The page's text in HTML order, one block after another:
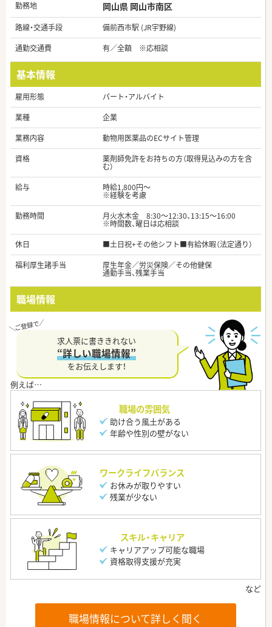
勤務地 岡山県 岡山市南区
路線・交通手段
備前西市駅 (JR宇野線)
通勤交通費
有／全額 ※応相談
基本情報
雇用形態
パート・アルバイト
業種
企業
業務内容
動物用医薬品のECサイト管理
資格
薬剤師免許をお持ちの方（取得見込みの方を含
む）
給与
時給1,800円～
※経験を考慮
勤務時間
月火水木金 8:30～12:30、13:15～16:00
※時間数、曜日は応相談
休日
■土日祝+その他シフト■有給休暇（法定通り）
福利厚生諸手当
厚生年金／労災保険／その他健保
通勤手当、残業手当
職場情報
求人票に書ききれない
“詳しい職場情報”
をお伝えします！
職場の雰囲気
助け合う風土がある
年齢や性別の壁がない
ワークライフバランス
お休みが取りやすい
残業が少ない
スキル・キャリア
キャリアアップ可能な職場
資格取得支援が充実
職場情報について詳しく聞く